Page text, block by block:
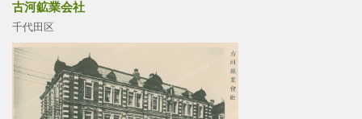
古河鉱業会社
千代田区